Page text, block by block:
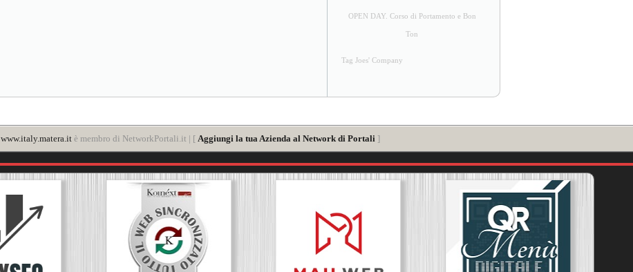
OPEN DAY. Corso di Portamento e Bon
Ton
Tag Joes' Company
www.italy.matera.it è membro di NetworkPortali.it | [ Aggiungi la tua Azienda al Network di Portali ]